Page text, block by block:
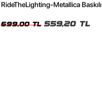
RideTheLighting-Metallica Baskılı
699,00 TL 559,20 TL